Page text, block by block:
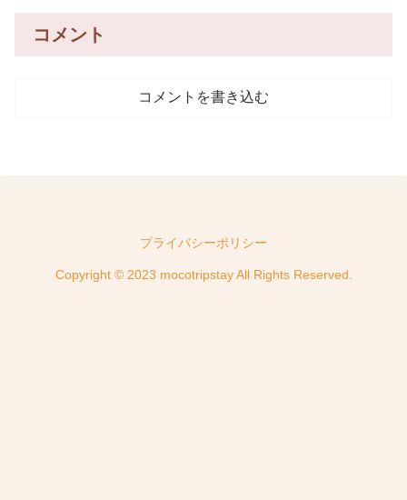
コメント
コメントを書き込む
プライバシーポリシー
Copyright © 2023 mocotripstay All Rights Reserved.